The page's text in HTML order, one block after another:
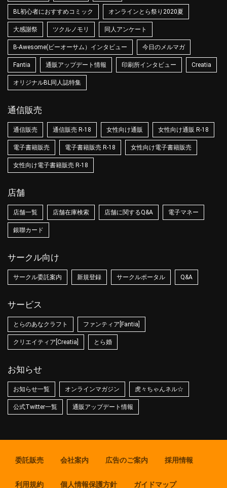
BL初心者におすすめコミック オンラインとら祭り2020夏
大感謝祭 ツクルノモリ 同人アンケート
B-Awesome(ビーオーサム）インタビュー 今日のメルマガ
Fantia 通販アップデート情報 印刷所インタビュー Creatia
オリジナルBL同人誌特集
通信販売
通信販売 通信販売 R-18 女性向け通販 女性向け通販 R-18
電子書籍販売 電子書籍販売 R-18 女性向け電子書籍販売
女性向け電子書籍販売 R-18
店舗
店舗一覧 店舗在庫検索 店舗に関するQ&A 電子マネー
銀聯カード
サークル向け
サークル委託案内 新規登録 サークルポータル Q&A
サービス
とらのあなクラフト ファンティア[Fantia]
クリエイティア[Creatia] とら婚
お知らせ
お知らせ一覧 オンラインマガジン 虎々ちゃんネル☆
公式Twitter一覧 通販アップデート情報
委託販売 会社案内 広告のご案内 採用情報
利用規約 個人情報保護方針 ガイドマップ